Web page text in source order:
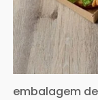
embalagem